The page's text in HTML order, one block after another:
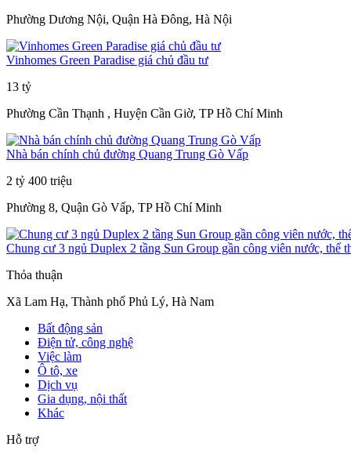
Phường Dương Nội, Quận Hà Đông, Hà Nội
Vinhomes Green Paradise giá chủ đầu tư
13 tỷ
Phường Cần Thạnh , Huyện Cần Giờ, TP Hồ Chí Minh
Nhà bán chính chủ đường Quang Trung Gò Vấp
2 tỷ 400 triệu
Phường 8, Quận Gò Vấp, TP Hồ Chí Minh
Chung cư 3 ngủ Duplex 2 tầng Sun Group gần công viên nước, thể
Thỏa thuận
Xã Lam Hạ, Thành phố Phủ Lý, Hà Nam
Bất động sản
Điện tử, công nghệ
Việc làm
Ô tô, xe
Dịch vụ
Gia dụng, nội thất
Khác
Hỗ trợ